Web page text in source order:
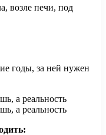
возле печи, под
годы, за ней нужен